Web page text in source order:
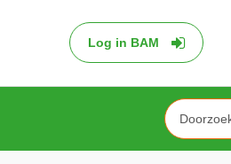
Log in BAM
Search